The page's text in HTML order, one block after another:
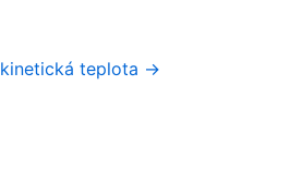
kinetická teplota →